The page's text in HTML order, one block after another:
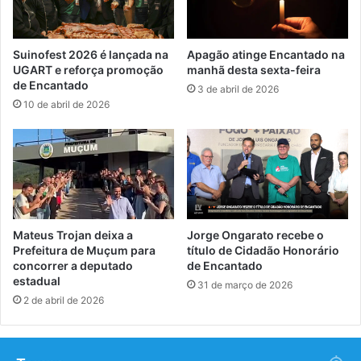
Suinofest 2026 é lançada na
UGART e reforça promoção
de Encantado
10 de abril de 2026
Apagão atinge Encantado na
manhã desta sexta-feira
3 de abril de 2026
Mateus Trojan deixa a
Prefeitura de Muçum para
concorrer a deputado
estadual
2 de abril de 2026
Jorge Ongarato recebe o
título de Cidadão Honorário
de Encantado
31 de março de 2026